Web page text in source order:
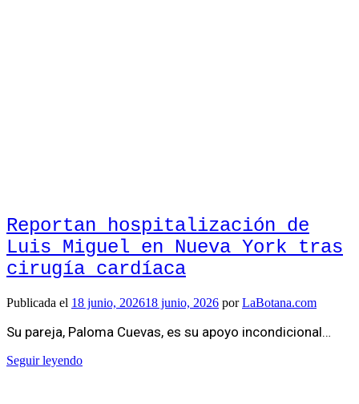
Reportan hospitalización de
Luis Miguel en Nueva York tras
cirugía cardíaca
Publicada el 18 junio, 202618 junio, 2026 porLaBotana.com
Su pareja, Paloma Cuevas, es su apoyo incondicional…
Seguir leyendo